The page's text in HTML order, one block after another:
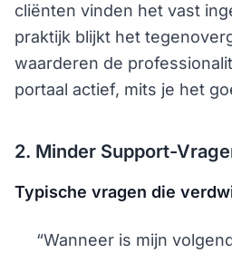
cliënten vinden het vast
praktijk blijkt het
waarderen de
portaal actief, mits je het
2. Minder Support-
Typische vragen die
“Wanneer is mijn